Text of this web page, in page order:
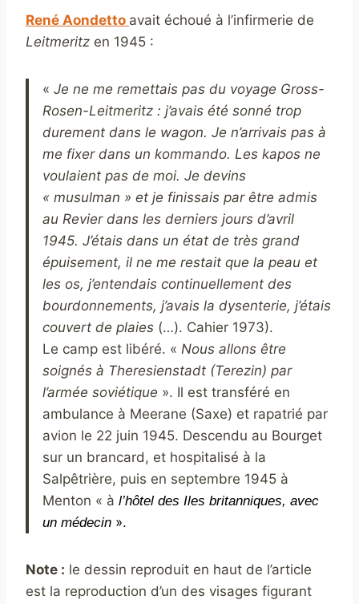
René Aondetto avait échoué à l’infirmerie de
Leitmeritz en 1945 :
« Je ne me remettais pas du voyage Gross-
Rosen-Leitmeritz : j’avais été sonné trop
durement dans le wagon. Je n’arrivais pas à
me fixer dans un kommando. Les kapos ne
voulaient pas de moi. Je devins
« musulman » et je finissais par être admis
au Revier dans les derniers jours d’avril
1945. J’étais dans un état de très grand
épuisement, il ne me restait que la peau et
les os, j’entendais continuellement des
bourdonnements, j’avais la dysenterie, j’étais
couvert de plaies (…). Cahier 1973).
Le camp est libéré. « Nous allons être
soignés à Theresienstadt (Terezin) par
l’armée soviétique ». Il est transféré en
ambulance à Meerane (Saxe) et rapatrié par
avion le 22 juin 1945. Descendu au Bourget
sur un brancard, et hospitalisé à la
Salpêtrière, puis en septembre 1945 à
Menton « à l’hôtel des Iles britanniques, avec
un médecin ».
Note : le dessin reproduit en haut de l’article
est la reproduction d’un des visages figurant